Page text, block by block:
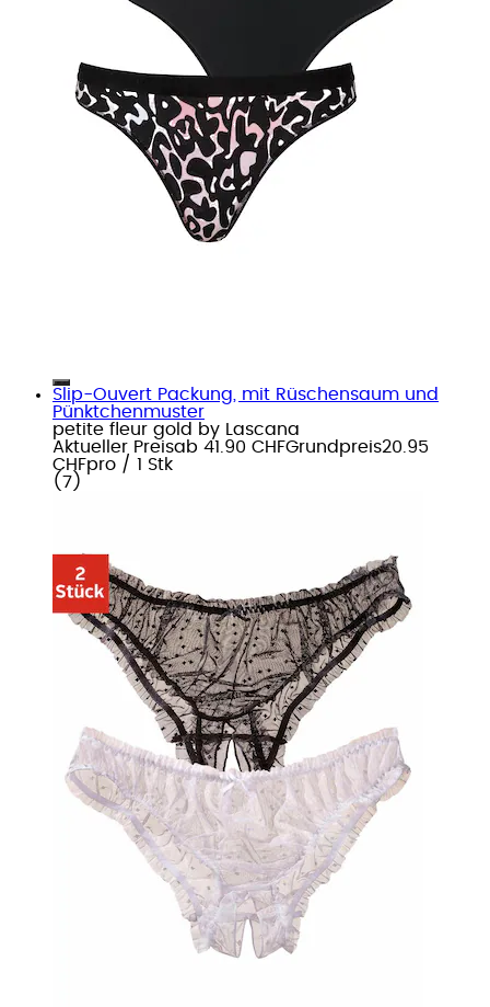
Slip-Ouvert Packung, mit Rüschensaum und
Pünktchenmuster
petite fleur gold by Lascana
Aktueller Preisab 41.90 CHFGrundpreis20.95
CHFpro / 1 Stk
( 7 )